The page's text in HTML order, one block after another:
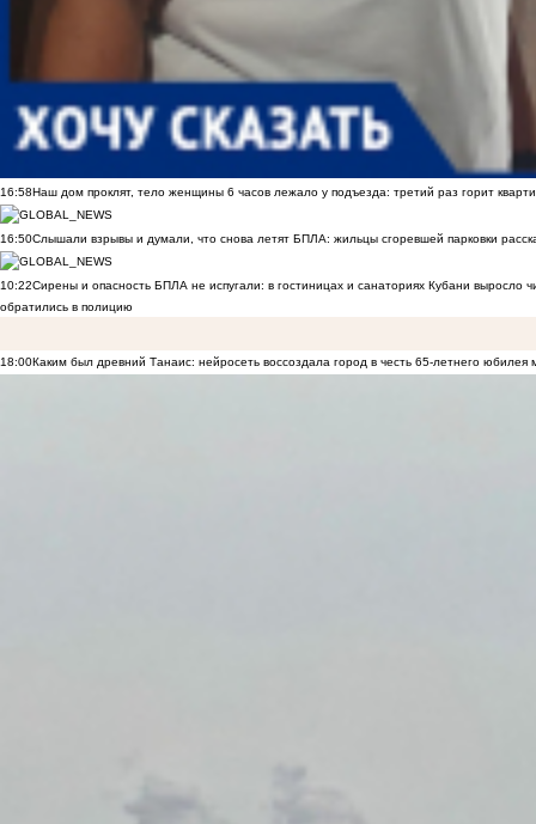
16:58Наш дом проклят, тело женщины 6 часов лежало у подъезда: третий раз горит
16:50Слышали взрывы и думали, что снова летят БПЛА: жильцы сгоревшей парковки
10:22Сирены и опасность БПЛА не испугали: в гостиницах и санаториях Кубани выросло
обратились в полицию
18:00Каким был древний Танаис: нейросеть воссоздала город в честь 65-летнего юбилея